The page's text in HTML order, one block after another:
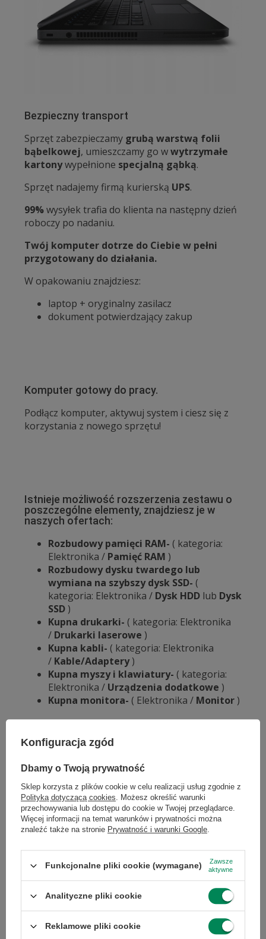
Bezpieczny transport
Sprzęt zabezpieczamy grubą warstwą folii
bąbelkowej, umieszczamy go wwytrzymałe
kartonywypełnione specjalną gąbką.
Sprzęt nadajemy firmą kurierską UPS.
99%wysyłek trafia do klienta na następny dzień
roboczy po nadaniu.
Twój komputer dotrze do Ciebie w pełni
przygotowany do działania.
W opakowaniu znajdziesz:
laptop + oryginalny zasilacz
dokument potwierdzający zakup
Komputer gotowy do pracy.
Podłącz komputer, aktywuj system i ciesz się z
korzystania z nowego sprzętu!
Istnieje możliwość rozszerzenia zestawu o
poszczególne elementy, znajdziesz je w
naszych ofertach:
Rozbudowy pamięci RAM- ( kategoria:
Elektronika / Pamięć RAM )
Rozbudowy dysku twardego lub
wymiana na szybszy dysk SSD- (
kategoria: Elektronika / Dysk HDD lub Dysk
SSD )
Kupna drukarki- ( kategoria: Elektronika
/ Drukarki laserowe )
Kupna kabli- ( kategoria: Elektronika
/ Kable/Adaptery)
Kupna myszy i klawiatury- ( kategoria:
Elektronika / Urządzenia dodatkowe )
Kupna monitora- ( Elektronika / Monitor )
Wybrane dla Ciebie
16GB RAM 256GB M.2 15" W11P
HP EliteBook 850 G6 i5-8365U
8GB 256M.2 15" Win11Pro
Dołącz do newslettera Green
Computers
Zgarnij jako pierwszy informacje o zniżkach i
rabatach w naszym sklepie!
...lub zadzwoń od razu, aby odebrać
przy zamówieniu telefonicznym
50 zł rabatu!
Rabat 50 zł przy zamówieniach powyżej 300 zł. Oferta
obejmuje zamówień hurtowych.
Konfiguracja zgód
Dbamy o Twoją prywatność
Sklep korzysta z plików cookie w celu realizacji usług zgodnie z
Polityką dotyczącą cookies. Możesz określić warunki
przechowywania lub dostępu do cookie w Twojej przeglądarce.
Więcej informacji na temat warunków i prywatności można
znaleźć także na stronie Prywatność i warunki Google.
Funkcjonalne pliki cookie (wymagane)
Zawsze
aktywne
Analityczne pliki cookie
Reklamowe pliki cookie